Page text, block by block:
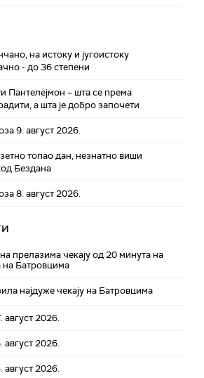
на истоку и југоистоку
- до 36 степени
Пантелејмон – шта се према
а шта је добро започети
9. август 2026.
топао дан, незнатно виши
Бездана
8. август 2026.
прелазима чекају од 20 минута на
на Батровцима
најдуже чекају на Батровцима
август 2026.
август 2026.
август 2026.